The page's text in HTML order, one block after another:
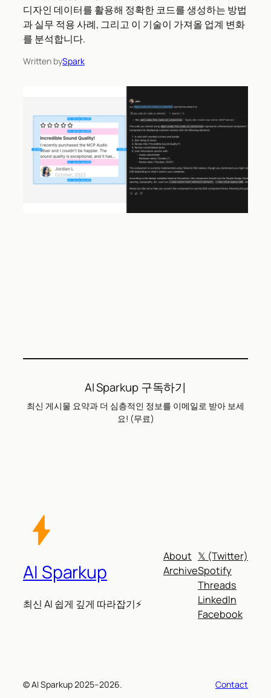
디자인 데이터를 활용해 정확한 코드를 생성하는 방법
과 실무 적용 사례, 그리고 이 기술이 가져올 업계 변화
를 분석합니다.
Written bySpark
AI Sparkup 구독하기
최신 게시물 요약과 더 심층적인 정보를 이메일로 받아 보세
요! (무료)
AI Sparkup
최신 AI 쉽게 깊게 따라잡기⚡
About
Archive
𝕏 (Twitter)
Spotify
Threads
LinkedIn
Facebook
© AI Sparkup 2025–2026. Contact